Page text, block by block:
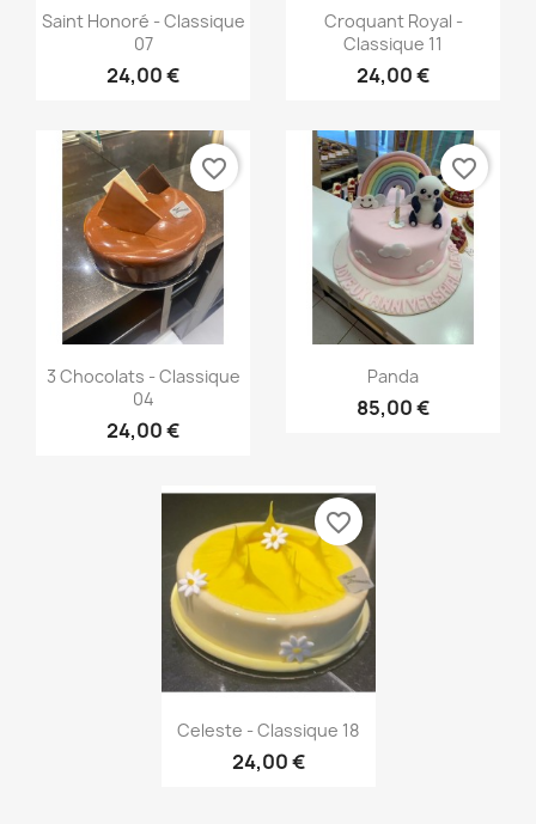
Aperçu rapide
Saint Honoré - Classique
07
24,00 €
Aperçu rapide
Croquant Royal -
Classique 11
24,00 €
Aperçu rapide
3 Chocolats - Classique
04
24,00 €
favorite_border
Aperçu rapide
Panda
85,00 €
favorite_border
Aperçu rapide
Celeste - Classique 18
24,00 €
favorite_border